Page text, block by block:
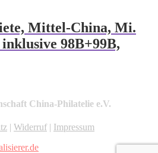
Mittel-China, Mi.
inklusive 98B+99B,
China-Philatelie e.V.
| Widerruf | Impressum